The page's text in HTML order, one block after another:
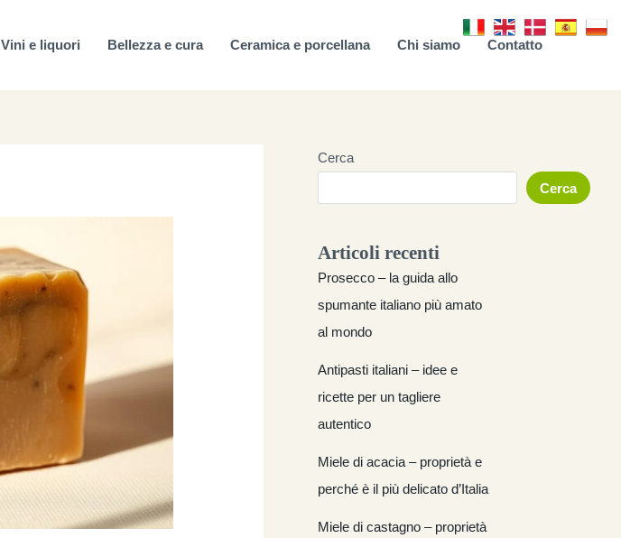
Vini e liquori Bellezza e cura Ceramica e porcellana Chi siamo Contatto
Cerca
Cerca
Articoli recenti
Prosecco – la guida allo
spumante italiano più amato
al mondo
Antipasti italiani – idee e
ricette per un tagliere
autentico
Miele di acacia – proprietà e
perché è il più delicato d’Italia
Miele di castagno – proprietà